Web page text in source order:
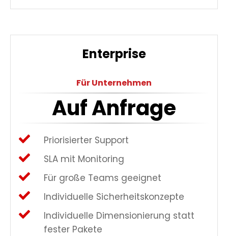
Enterprise
Für Unternehmen
Auf Anfrage
Priorisierter Support
SLA mit Monitoring
Für große Teams geeignet
Individuelle Sicherheitskonzepte
Individuelle Dimensionierung statt
fester Pakete